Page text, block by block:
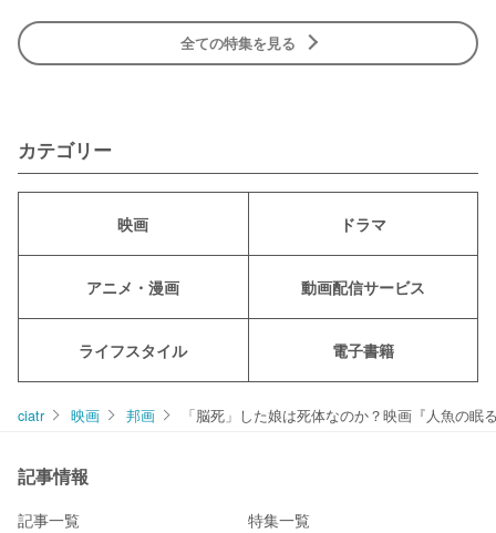
全ての特集を見る
カテゴリー
映画 ドラマ
アニメ・漫画 動画配信サービス
ライフスタイル 電子書籍
ciatr 映画 邦画 「脳死」した娘は死体なのか？映画『人魚の眠
記事情報
記事一覧 特集一覧